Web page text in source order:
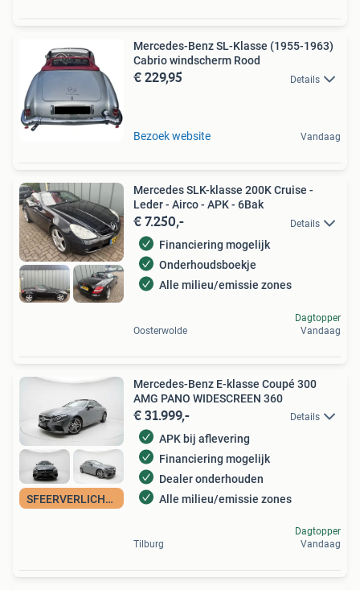
Mercedes-Benz SL-Klasse (1955-1963)
Cabrio windscherm Rood
€ 229,95 Details
Bezoek website Vandaag
Mercedes SLK-klasse 200K Cruise -
Leder - Airco - APK - 6Bak
€ 7.250,- Details
Financiering mogelijk
Onderhoudsboekje
Alle milieu/emissie zones
Oosterwolde
Dagtopper
Vandaag
SFEERVERLICHTING
Mercedes-Benz E-klasse Coupé 300
AMG PANO WIDESCREEN 360
€ 31.999,- Details
APK bij aflevering
Financiering mogelijk
Dealer onderhouden
Alle milieu/emissie zones
Tilburg
Dagtopper
Vandaag